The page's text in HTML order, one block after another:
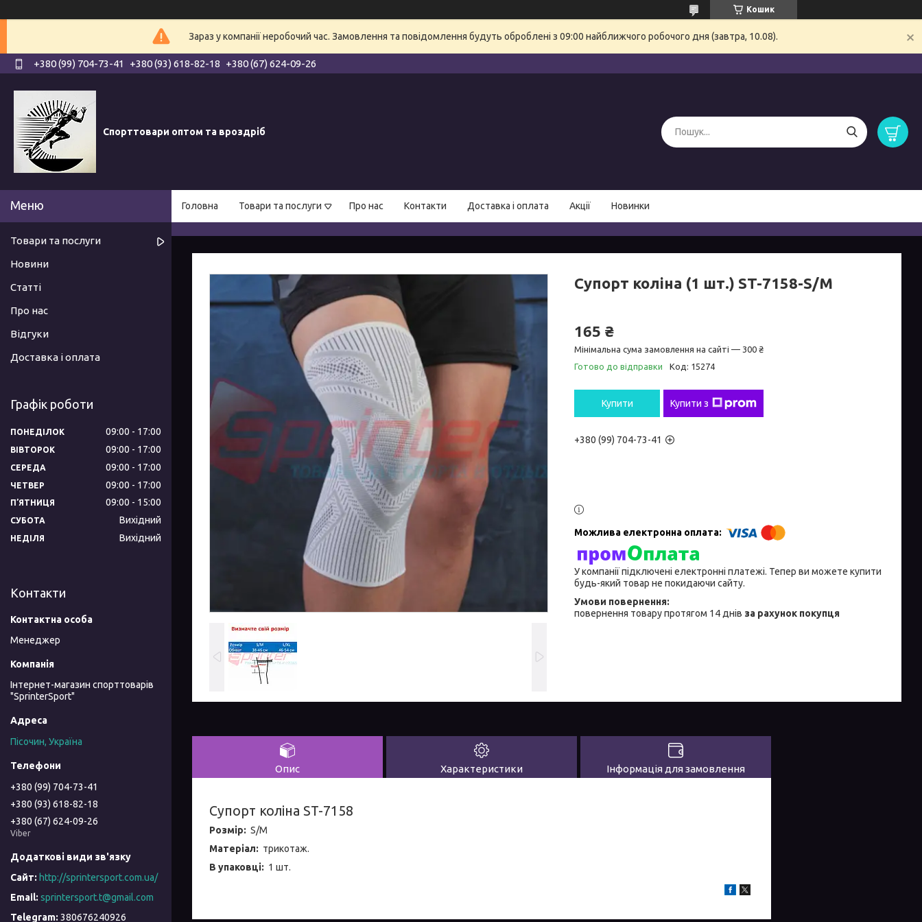
Кошик
Зараз у компанії неробочий час. Замовлення та повідомлення будуть оброблені з 09:00 найближчого робочого дня (завтра, 10.08).
+380 (99) 704-73-41 +380 (93) 618-82-18 +380 (67) 624-09-26
Спорттовари оптом та вроздріб
Головна Товари та послуги Про нас Контакти Доставка і оплата Акції Новинки
Супорт коліна (1 шт.) ST-7158-S/M
165 ₴
Мінімальна сума замовлення на сайті — 300 ₴
Готово до відправки
Код: 15274
Купити Купити з
+380 (99) 704-73-41
У компанії підключені електронні платежі. Тепер ви можете купити
будь-який товар не покидаючи сайту.
повернення товару протягом 14 днів за рахунок покупця
Опис Характеристики Інформація для замовлення
Супорт коліна ST-7158
Розмір: S/M
Матеріал: трикотаж.
В упаковці: 1 шт.
Товари та послуги
Новини
Статті
Про нас
Відгуки
Доставка і оплата
Графік роботи
ПОНЕДІЛОК 09:00 17:00
ВІВТОРОК 09:00 17:00
СЕРЕДА 09:00 17:00
ЧЕТВЕР 09:00 17:00
ПʼЯТНИЦЯ 09:00 15:00
СУБОТА Вихідний
НЕДІЛЯ Вихідний
Контакти
Менеджер
Інтернет-магазин спорттоварів
"SprinterSport"
Пісочин, Україна
+380 (99) 704-73-41
+380 (93) 618-82-18
+380 (67) 624-09-26
Viber
http://sprintersport.com.ua/
sprintersport.t@gmail.com
380676240926